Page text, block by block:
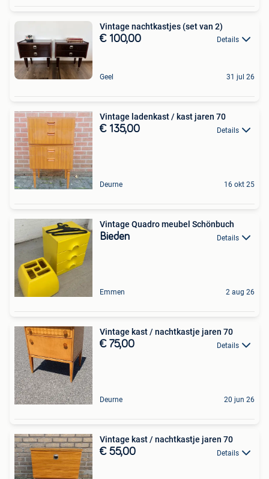
Vintage nachtkastjes (set van 2)
€ 100,00 Details
Geel 31 jul 26
Vintage ladenkast / kast jaren 70
€ 135,00 Details
Deurne 16 okt 25
Vintage Quadro meubel Schönbuch
Bieden Details
Emmen 2 aug 26
Vintage kast / nachtkastje jaren 70
€ 75,00 Details
Deurne 20 jun 26
Vintage kast / nachtkastje jaren 70
€ 55,00 Details